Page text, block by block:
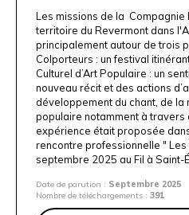
Les missions de la Compagnie
territoire du Revermont dans
principalement autour de trois
Colporteurs : un festival
Culturel d’Art Populaire : un
nouveau récit et des actions
développement du chant, de la
populaire notamment à travers
expérience était proposée
rencontre professionnelle "
septembre 2025 au Fil à Saint-
Date de parution : Septembre 2025
Nombre de téléchargements : 391